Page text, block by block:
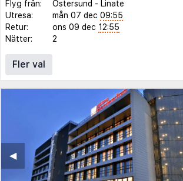
Flyg från: Östersund - Linate
Utresa:
mån 07 dec 09:55
Retur:
ons 09 dec 12:55
Nätter:
2
Fler val
◀︎